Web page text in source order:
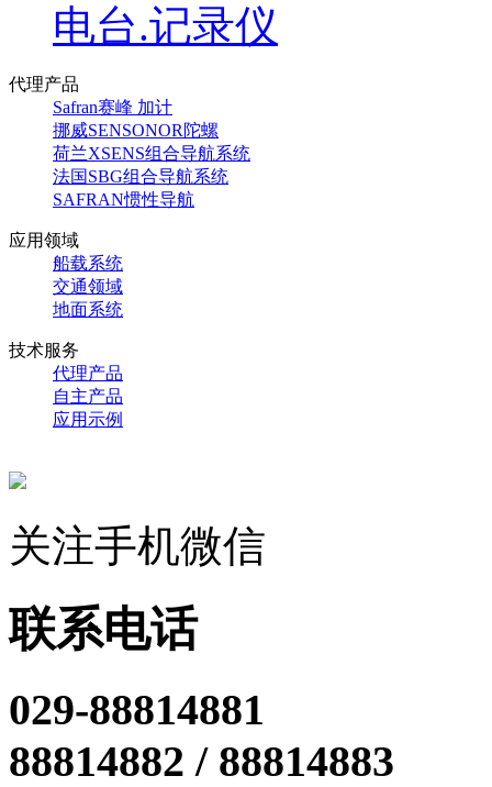
电台.记录仪
代理产品
Safran赛峰 加计
挪威SENSONOR陀螺
荷兰XSENS组合导航系统
法国SBG组合导航系统
SAFRAN惯性导航
应用领域
船载系统
交通领域
地面系统
技术服务
代理产品
自主产品
应用示例
关注手机微信
联系电话
029-88814881
88814882 / 88814883